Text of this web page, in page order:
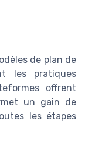
de plan de
les pratiques
offrent
un gain de
les étapes